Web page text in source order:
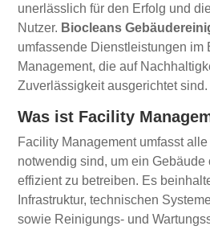
unerlässlich für den Erfolg und
Nutzer. Biocleans
umfassende Dienstleistungen im
Management, die auf
Zuverlässigkeit ausgerichtet sind.
Was ist Facility
Facility Management umfasst
notwendig sind, um ein Gebäude
effizient zu betreiben. Es
Infrastruktur, technischen
sowie Reinigungs- und